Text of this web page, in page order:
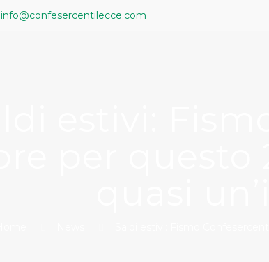
info@confesercentilecce.com